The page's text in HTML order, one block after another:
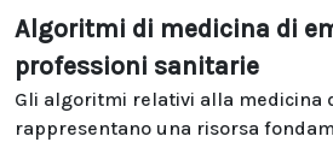
Algoritmi di medicina di
professioni sanitarie
Gli algoritmi relativi alla medicina
rappresentano una risorsa